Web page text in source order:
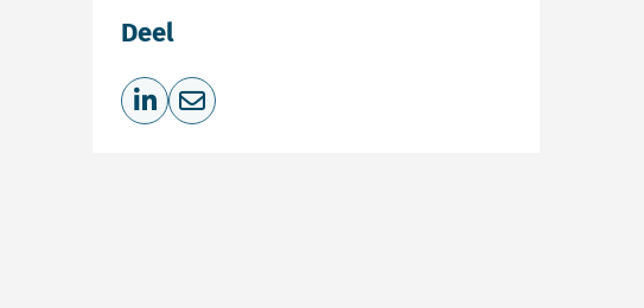
Deel
Deel op LinkedIn
Deel via e-mail